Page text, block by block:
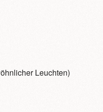
Leuchten)